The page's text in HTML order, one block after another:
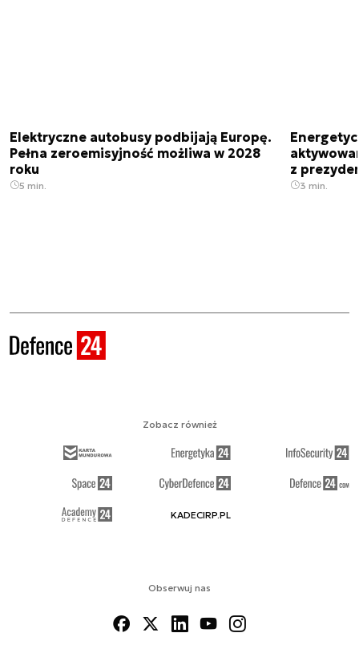
Elektryczne autobusy podbijają Europę.
Pełna zeroemisyjność możliwa w 2028
roku
5 min.
z
3 min.
Obserwuj nas
Zobacz również
KADECIRP.PL